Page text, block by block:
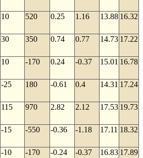
10 520 0.25 1.16 13.88 16.32
30 350 0.74 0.77 14.73 17.22
10 -170 0.24 -0.37 15.01 16.78
-25 180 -0.61 0.4 14.31 17.24
115 970 2.82 2.12 17.53 19.73
-15 -550 -0.36 -1.18 17.11 18.32
-10 -170 -0.24 -0.37 16.83 17.89